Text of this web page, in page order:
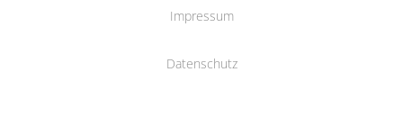
Impressum
Datenschutz